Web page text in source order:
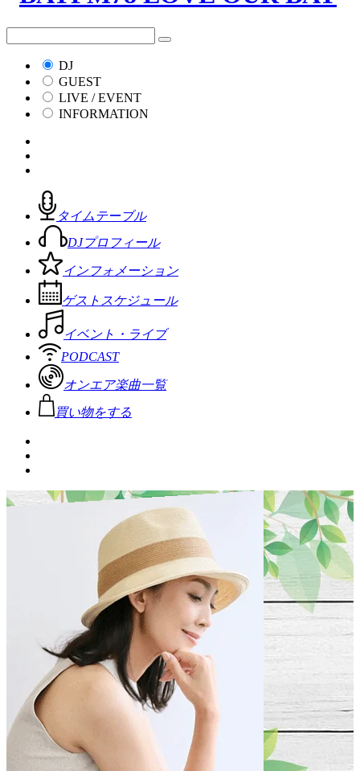
DJ
GUEST
LIVE / EVENT
INFORMATION
タイムテーブル
DJプロフィール
インフォメーション
ゲストスケジュール
イベント・ライブ
PODCAST
オンエア楽曲一覧
買い物をする